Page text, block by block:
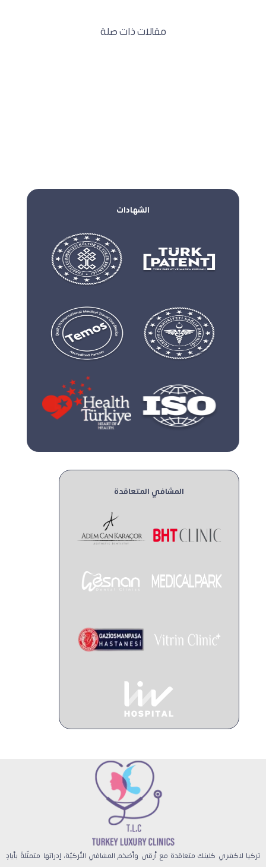
مقالات ذات صلة
المشافي المتعاقدة
الشهادات
تركيا لاكشري كلينك متعاقدة مع أرقى وأضخم المشافي التّركيّة، إدراتها متمثّلةً بأيادٍ